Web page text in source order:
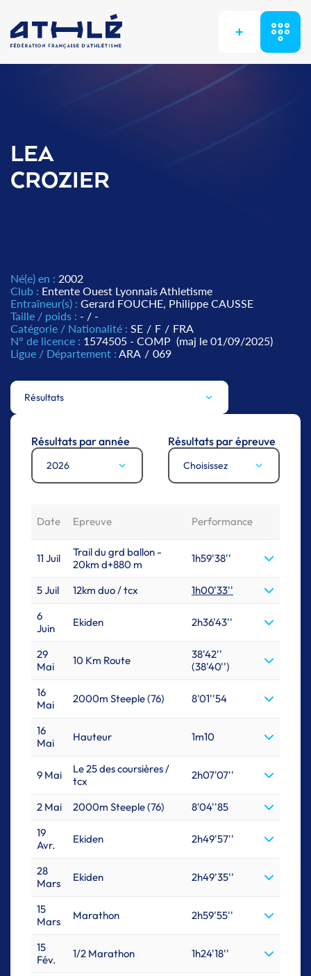
+
LEA
CROZIER
Né(e) en : 2002
Club : Entente Ouest Lyonnais Athletisme
Entraîneur(s) : Gerard FOUCHE, Philippe CAUSSE
Taille / poids : - / -
Catégorie / Nationalité : SE / F / FRA
N° de licence : 1574505 - COMP (maj le 01/09/2025)
Ligue / Département : ARA / 069
Résultats
Résultats par année
2026
Résultats par épreuve
Choisissez
Date Epreuve Performance
11 Juil
Trail du grd ballon -
20km d+880 m
1h59'38''
5 Juil 12km duo / tcx
1h00'33''
6
Juin
Ekiden 2h36'43''
29
Mai
10 Km Route
38'42''
(38'40'')
16
Mai
2000m Steeple (76) 8'01''54
16
Mai
Hauteur 1m10
9 Mai
Le 25 des coursières /
tcx
2h07'07''
2 Mai 2000m Steeple (76)
8'04''85
19
Avr.
Ekiden 2h49'57''
28
Mars
Ekiden 2h49'35''
15
Mars
Marathon 2h59'55''
15
Fév.
1/2 Marathon 1h24'18''